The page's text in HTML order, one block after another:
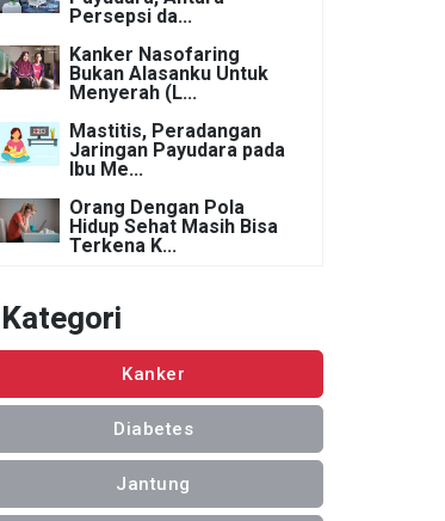
Persepsi da...
Kanker Nasofaring
Bukan Alasanku Untuk
Menyerah (L...
Mastitis, Peradangan
Jaringan Payudara pada
Ibu Me...
Orang Dengan Pola
Hidup Sehat Masih Bisa
Terkena K...
Kategori
Kanker
Diabetes
Jantung